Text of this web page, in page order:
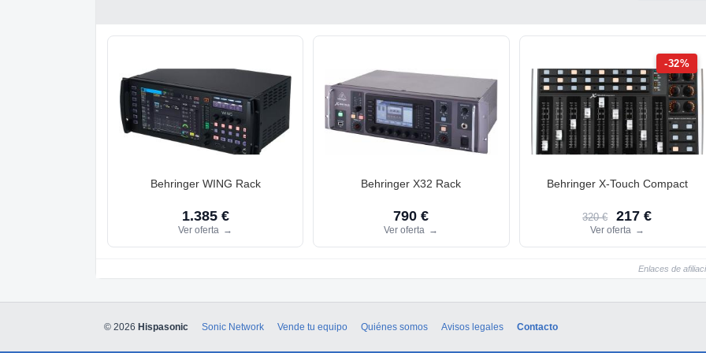
Behringer WING Rack
1.385 €
Ver oferta →
Behringer X32 Rack
790 €
Ver oferta →
-32%
Behringer X-Touch Compact
320 € 217 €
Ver oferta →
Enlaces de
© 2026 Hispasonic Sonic Network Vende tu equipo Quiénes somos Avisos legales Contacto